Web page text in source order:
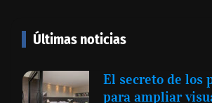
Últimas noticias
El secreto de los
para ampliar